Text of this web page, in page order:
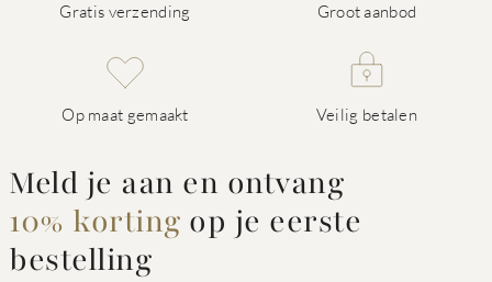
Gratis verzending Groot aanbod
Op maat gemaakt Veilig betalen
Meld je aan en ontvang
10% korting op je eerste
bestelling